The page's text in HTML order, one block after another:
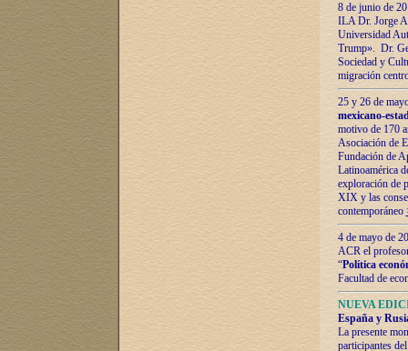
8 de junio de
ILA Dr. Jorge
Universidad
Trump». Dr.
Sociedad y
migración
25 y 26 de
mexicano-
motivo de 170
Asociación de
Fundación de
Latinoamérica
exploración de
XIX y las
contemporáneo
4 de mayo de
ACR el
“Política
Facultad de
NUEVA
España y
La presente
participantes